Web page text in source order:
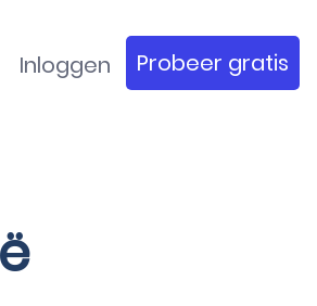
Inloggen Probeer gratis